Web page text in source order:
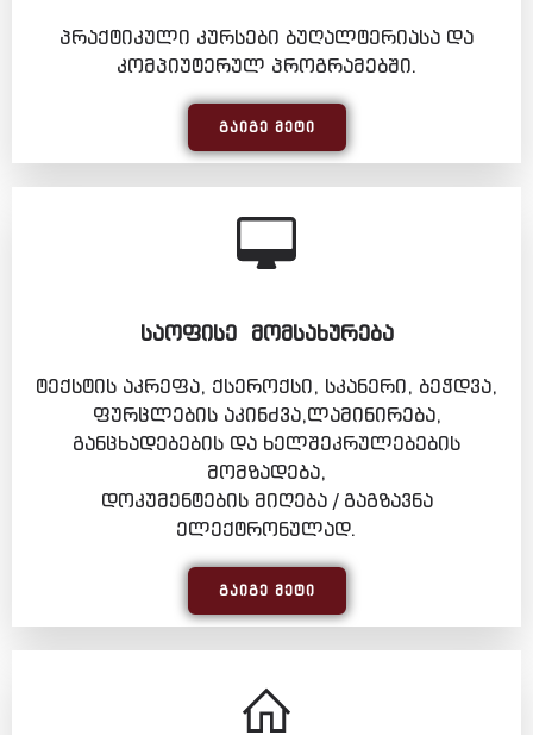
პრაქტიკული კურსები ბუღალტერიასა და
კომპიუტერულ პროგრამებში.
ᲒᲐᲘᲒᲔ ᲛᲔᲢᲘ
ᲡᲐᲝᲤᲘᲡᲔ ᲛᲝᲛᲡᲐᲮᲣᲠᲔᲑᲐ
ტექსტის აკრეფა, ქსეროქსი, სკანერი, ბეჭდვა,
ფურცლების აკინძვა,ლამინირება,
განცხადებების და ხელშეკრულებების
მომზადება,
დოკუმენტების მიღება / გაგზავნა
ელექტრონულად.
ᲒᲐᲘᲒᲔ ᲛᲔᲢᲘ